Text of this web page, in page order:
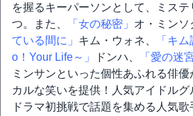
を握るキーパーソンとして、ミス
つ。また、
「女の秘密」 オ・ミンソ
ている間に」 キム・ウォネ、
「キ
o！Your Life～」
ドンハ、 「愛の迷
ミンサンといった個性あふれる俳優
カルな笑いを提供！人気アイドルグ
ドラマ初挑戦で話題を集める人気